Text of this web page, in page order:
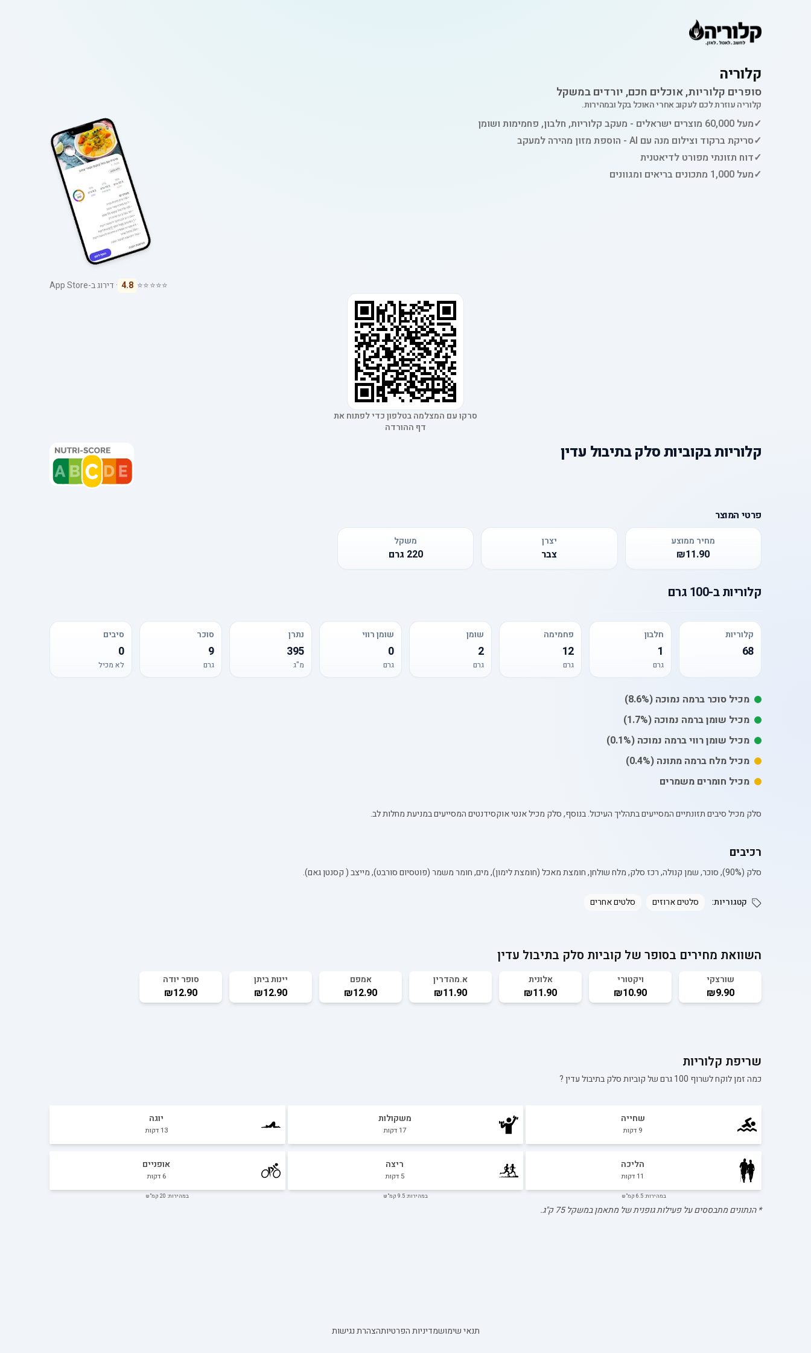
קלוריה
סופרים קלוריות, אוכלים חכם, יורדים במשקל
קלוריה עוזרת לכם לעקוב אחרי האוכל בקל ובמהירות.
✓מעל 60,000 מוצרים ישראלים - מעקב קלוריות, חלבון, פחמימות ושומן
✓סריקת ברקוד וצילום מנה עם AI - הוספת מזון מהירה למעקב
✓דוח תזונתי מפורט לדיאטנית
✓מעל 1,000 מתכונים בריאים ומגוונים
⭐⭐⭐⭐⭐
4.8 · דירוג ב-App Store
סרקו עם המצלמה בטלפון כדי לפתוח את
דף ההורדה
קלוריותבקוביות סלק בתיבול עדין
פרטי המוצר
מחיר ממוצע
₪11.90
יצרן
צבר
משקל
220 גרם
קלוריותב-100 גרם
קלוריות
68
חלבון
1
גרם
פחמימה
12
גרם
שומן
2
גרם
שומן רווי
0
גרם
נתרן
395
מ"ג
סוכר
9
גרם
סיבים
0
לא מכיל
מכיל סוכר ברמה נמוכה (8.6%)
מכיל שומןברמה נמוכה (1.7%)
מכיל שומן רוויברמה נמוכה (0.1%)
מכיל מלח ברמה מתונה (0.4%)
מכיל חומרים משמרים
סלק מכיל סיבים תזונתיים המסייעים בתהליך העיכול. בנוסף, סלק מכיל אנטי אוקסידנטים המסייעים במניעת מחלות לב.
רכיבים
סלק (90%), סוכר, שמן קנולה, רכז סלק, מלח שולחן, חומצת מאכל (חומצת לימון), מים, חומר משמר (פוטסיום סורבט), מייצב ( קסנטן גאם).
קטגוריות: סלטים ארוזים סלטים אחרים
השוואת מחירים בסופר של קוביות סלק בתיבול עדין
שורצקי
₪9.90
ויקטורי
₪10.90
אלונית
₪11.90
א.מהדרין
₪11.90
אמפם
₪12.90
יינות ביתן
₪12.90
סופר יודה
₪12.90
שריפת קלוריות
כמה זמן לוקח לשרוף 100 גרם של קוביות סלק בתיבול עדין?
שחייה
9 דקות
משקולות
17 דקות
יוגה
13 דקות
הליכה
11 דקות
במהירות: 6.5 קמ"ש
ריצה
5 דקות
במהירות: 9.5 קמ"ש
אופניים
6 דקות
במהירות: 20 קמ"ש
* הנתונים מתבססים על פעילות גופנית של מתאמן במשקל75ק"ג.
תנאי שימושמדיניות הפרטיותהצהרת נגישות